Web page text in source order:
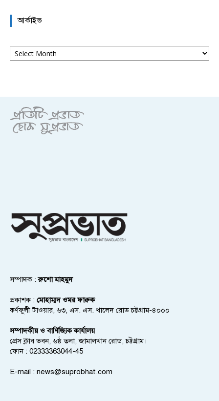
আর্কাইভ
আর্কাইভ
সম্পাদক :রুশো মাহমুদ
প্রকাশক : মোহাম্মদ ওমর ফারুক
কর্ণফুলী টাওয়ার, ৬৩, এস. এস. খালেদ রোড চট্টগ্রাম-৪০০০
সম্পাদকীয় ও বাণিজ্যিক কার্যালয়
প্রেস ক্লাব ভবন, ৬ষ্ঠ তলা, জামালখান রোড, চট্টগ্রাম।
ফোন : 02333363044-45
E-mail : news@suprobhat.com